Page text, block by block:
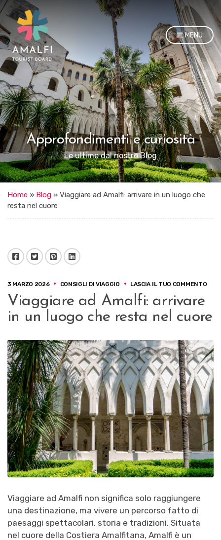
MENU
Approfondimenti e curiosità
Le ultime dal nostro Blog
Home » Blog » Viaggiare ad Amalfi: arrivare in un luogo che
resta nel cuore
Facebook Twitter Pinterest LinkedIn
3 MARZO 2026 CONSIGLI DI VIAGGIO LASCIA IL TUO COMMENTOSU
CHE
NEL
Viaggiare ad Amalfi: arrivare
in un luogo che resta nel cuore
Viaggiare ad Amalfi non significa solo raggiungere
una destinazione, ma vivere un percorso fatto di
paesaggi spettacolari, storia e tradizioni. Situata
nel cuore della Costiera Amalfitana, Amalfi è un